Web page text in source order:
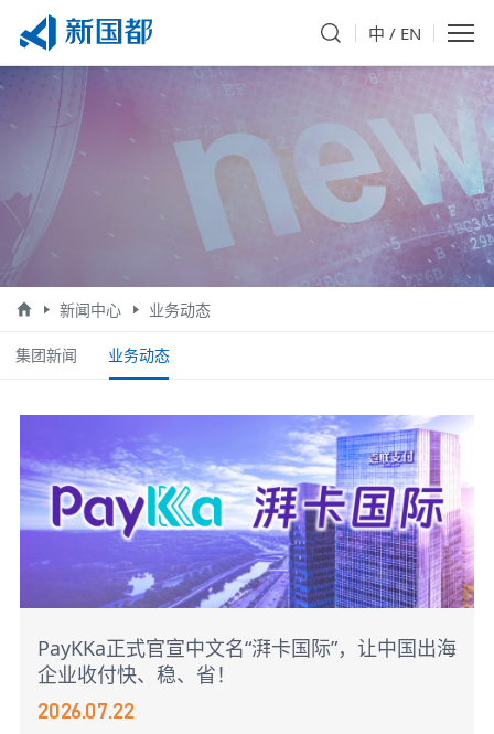
中 / EN
新闻中心 业务动态
集团新闻 业务动态
PayKKa正式官宣中文名“湃卡国际”，让中国出海
企业收付快、稳、省！
2026.07.22